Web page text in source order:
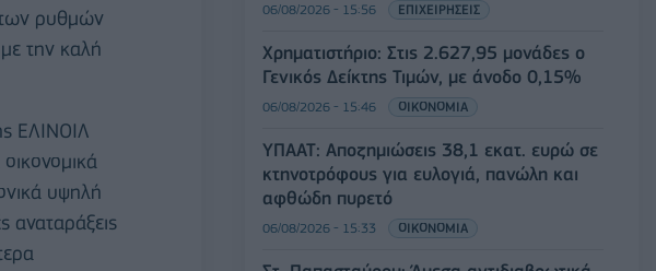
των ρυθμών
την καλή
ΕΛΙΝΟΙΛ
υψηλή
αναταράξεις
06/08/2026 - 15:56 ΕΠΙΧΕΙΡΗΣΕΙΣ
Χρηματιστήριο: Στις 2.627,95 μονάδες ο
Γενικός Δείκτης Τιμών, με άνοδο 0,15%
06/08/2026 - 15:46 ΟΙΚΟΝΟΜΙΑ
ΥΠΑΑΤ: Αποζημιώσεις 38,1 εκατ. ευρώ σε
κτηνοτρόφους για ευλογιά, πανώλη και
αφθώδη πυρετό
06/08/2026 - 15:33 ΟΙΚΟΝΟΜΙΑ